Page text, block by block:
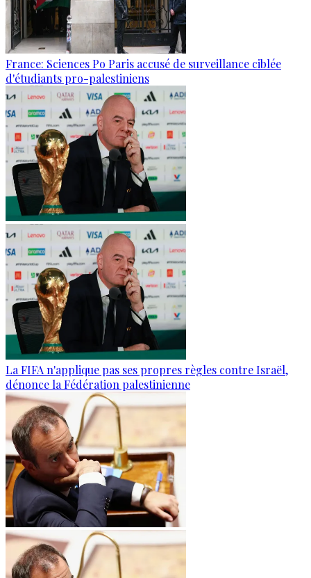
France: Sciences Po Paris accusé de surveillance ciblée
d'étudiants pro-palestiniens
La FIFA n'applique pas ses propres règles contre Israël,
dénonce la Fédération palestinienne